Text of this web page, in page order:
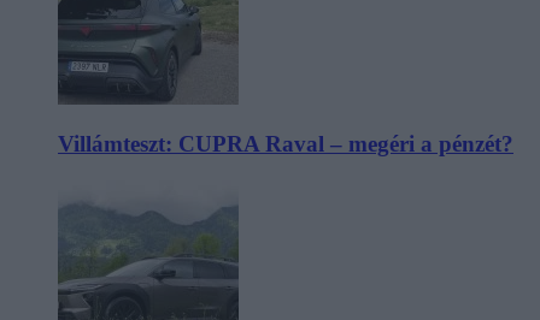
Villámteszt: CUPRA Raval – megéri a pénzét?